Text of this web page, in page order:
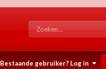
Bestaande gebruiker? Log in